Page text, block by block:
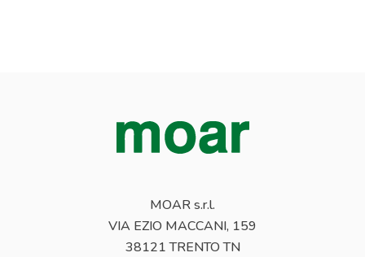
MOAR s.r.l.
VIA EZIO MACCANI, 159
38121 TRENTO TN